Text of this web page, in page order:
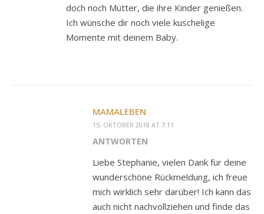
doch noch Mütter, die ihre Kinder genießen.
Ich wünsche dir noch viele kuschelige
Momente mit deinem Baby.
MAMALEBEN
15. OKTOBER 2018 AT 7:11
ANTWORTEN
Liebe Stephanie, vielen Dank für deine
wunderschöne Rückmeldung, ich freue
mich wirklich sehr darüber! Ich kann das
auch nicht nachvollziehen und finde das